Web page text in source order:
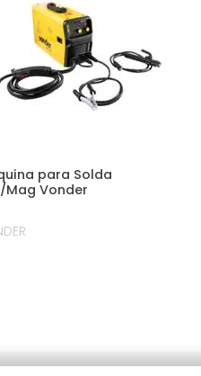
para Solda
Mag Vonder